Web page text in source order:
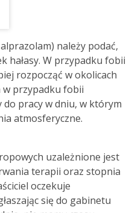
należy podać,
hałasy. W przypadku fobii
rozpocząć w okolicach
w przypadku fobii
pracy w dniu, w którym
atmosferyczne.
uzależnione jest
terapii oraz stopnia
oczekuje
się do gabinetu